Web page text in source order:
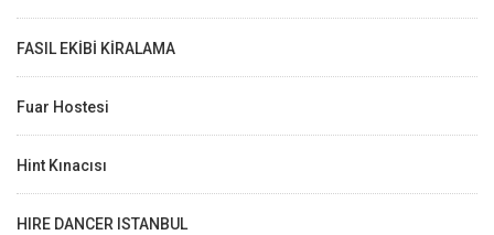
FASIL EKİBİ KİRALAMA
Fuar Hostesi
Hint Kınacısı
HIRE DANCER ISTANBUL